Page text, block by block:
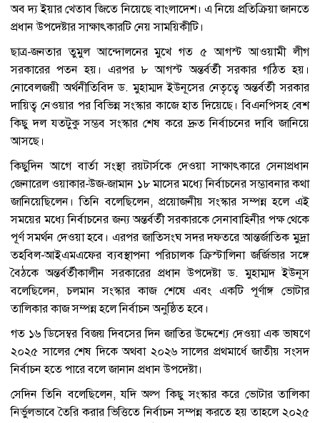
অব দ্য ইয়ার খেতাব জিতে নিয়েছে বাংলাদেশ। এ নিয়ে প্রতিক্রিয়া জানতে
প্রধান উপদেষ্টার সাক্ষাৎকারটি নেয় সাময়িকীটি।
ছাত্র-জনতার তুমুল আন্দোলনের মুখে গত ৫ আগস্ট আওয়ামী লীগ
সরকারের পতন হয়। এরপর ৮ আগস্ট অন্তর্বর্তী সরকার গঠিত হয়।
নোবেলজয়ী অর্থনীতিবিদ ড. মুহাম্মদ ইউনূসের নেতৃত্বে অন্তর্বর্তী সরকার
দায়িত্ব নেওয়ার পর বিভিন্ন সংস্কার কাজে হাত দিয়েছে। বিএনপিসহ বেশ
কিছু দল যতটুকু সম্ভব সংস্কার শেষ করে দ্রুত নির্বাচনের দাবি জানিয়ে
আসছে।
কিছুদিন আগে বার্তা সংস্থা রয়টার্সকে দেওয়া সাক্ষাৎকারে সেনাপ্রধান
জেনারেল ওয়াকার-উজ-জামান ১৮ মাসের মধ্যে নির্বাচনের সম্ভাবনার কথা
জানিয়েছিলেন। তিনি বলেছিলেন, প্রয়োজনীয় সংস্কার সম্পন্ন হলে এই
সময়ের মধ্যে নির্বাচনের জন্য অন্তর্বর্তী সরকারকে সেনাবাহিনীর পক্ষ থেকে
পূর্ণ সমর্থন দেওয়া হবে। এরপর জাতিসংঘ সদর দফতরে আন্তর্জাতিক মুদ্রা
তহবিল-আইএমএফের ব্যবস্থাপনা পরিচালক ক্রিস্টালিনা জর্জিভার সঙ্গে
বৈঠকে অন্তর্বর্তীকালীন সরকারের প্রধান উপদেষ্টা ড. মুহাম্মদ ইউনূস
বলেছিলেন, চলমান সংস্কার কাজ শেষে এবং একটি পূর্ণাঙ্গ ভোটার
তালিকার কাজ সম্পন্ন হলে নির্বাচন অনুষ্ঠিত হবে।
গত ১৬ ডিসেম্বর বিজয় দিবসের দিন জাতির উদ্দেশ্যে দেওয়া এক ভাষণে
২০২৫ সালের শেষ দিকে অথবা ২০২৬ সালের প্রথমার্ধে জাতীয় সংসদ
নির্বাচন হতে পারে বলে জানান প্রধান উপদেষ্টা।
সেদিন তিনি বলেছিলেন, যদি অল্প কিছু সংস্কার করে ভোটার তালিকা
নির্ভুলভাবে তৈরি করার ভিত্তিতে নির্বাচন সম্পন্ন করতে হয় তাহলে ২০২৫